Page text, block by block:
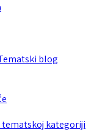
blog
kategoriji